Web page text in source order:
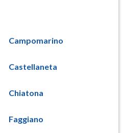
Campomarino
Castellaneta
Chiatona
Faggiano